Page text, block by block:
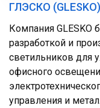
ГЛЭСКО (GLESKO)
Компания GLESKO
разработкой и
светильников для
офисного
управления и